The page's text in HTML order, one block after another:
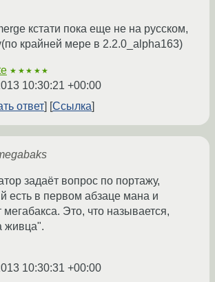
кстати пока еще не на русском,
крайней мере в 2.2.0_alpha163)
★★★★★
10:30:21 +00:00
ответ
Ссылка
задаёт вопрос по портажу,
есть в первом абзаце мана и
мегабакса. Это, что называется,
живца".
10:30:31 +00:00